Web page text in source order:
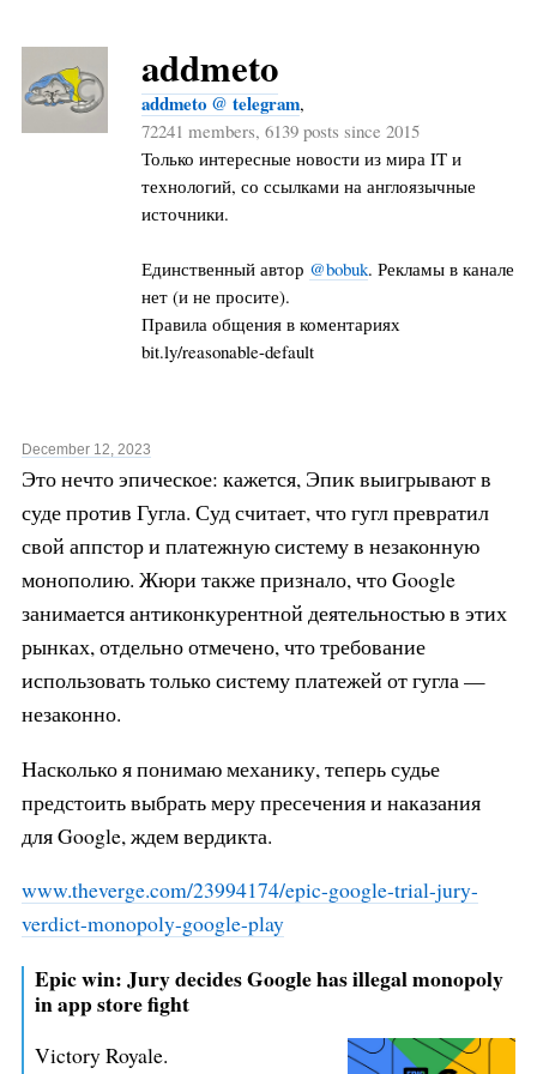
addmeto
addmeto @ telegram,
72241 members, 6139 posts since 2015
Только интересные новости из мира IT и
технологий, со ссылками на англоязычные
источники.
Единственный автор @bobuk. Рекламы в канале
нет (и не просите).
Правила общения в коментариях
bit.ly/reasonable-default
December 12, 2023
Это нечто эпическое: кажется, Эпик выигрывают в
суде против Гугла. Суд считает, что гугл превратил
свой аппстор и платежную систему в незаконную
монополию. Жюри также признало, что Google
занимается антиконкурентной деятельностью в этих
рынках, отдельно отмечено, что требование
использовать только систему платежей от гугла —
незаконно.
Насколько я понимаю механику, теперь судье
предстоить выбрать меру пресечения и наказания
для Google, ждем вердикта.
www.theverge.com/23994174/epic-google-trial-jury-
verdict-monopoly-google-play
Epic win: Jury decides Google has illegal monopoly
in app store fight
Victory Royale.